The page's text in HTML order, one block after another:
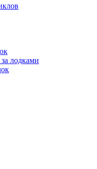
лодками